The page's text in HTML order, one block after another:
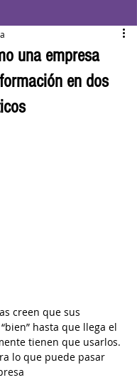
una empresa
en dos
creen que sus
hasta que llega el
tienen que usarlos.
lo que puede pasar